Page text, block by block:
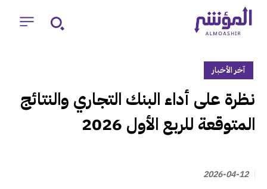
آخر الأخبار
‏نظرة على أداء البنك التجاري والنتائج
المتوقعة للربع الأول 2026
2026-04-12